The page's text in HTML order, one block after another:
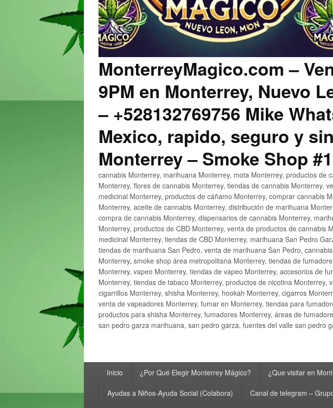
MonterreyMagico.com –
9PM en Monterrey, Nuevo
– +528132769756 Mike
Mexico, rapido, seguro y
Monterrey – Smoke Shop
cannabis Monterrey, marihuana Monterrey, mota Monterrey, productos
Monterrey, flores de cannabis Monterrey, tiendas de cannabis Monterrey,
medicinal Monterrey, productos de cáñamo Monterrey, comprar cannabis
Monterrey, aceite de cannabis Monterrey, distribución de marihuana
compra de cannabis Monterrey, dispensarios de cannabis Monterrey,
Monterrey, productos de CBD Monterrey, venta de productos de
medicinal Monterrey, tiendas de CBD Monterrey, marihuana San Pedro
tiendas de marihuana San Pedro, venta de marihuana San Pedro,
Monterrey, smoke shop área metropolitana Monterrey, tiendas de
Monterrey, vapeo Monterrey, tiendas de vapeo Monterrey, accesorios de
Monterrey, tiendas de tabaco Monterrey, productos de nicotina
cigarrillos Monterrey, shisha Monterrey, hookah Monterrey, cigarros
venta de vapeadores Monterrey, fumar en Monterrey, tiendas para
productos para shisha Monterrey, fumadores Monterrey, áreas de
san pedro garza marihuana, san pedro garza, fuentes del valle san pedro
principalInicio ¿Por Qué Elegir Monterrey Mágico? ¿Que visitar en
Ayudas a Niños-Ayuda Social (Colabora) Canal de telegram –